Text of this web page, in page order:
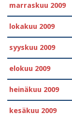
marraskuu 2009
lokakuu 2009
syyskuu 2009
elokuu 2009
heinäkuu 2009
kesäkuu 2009